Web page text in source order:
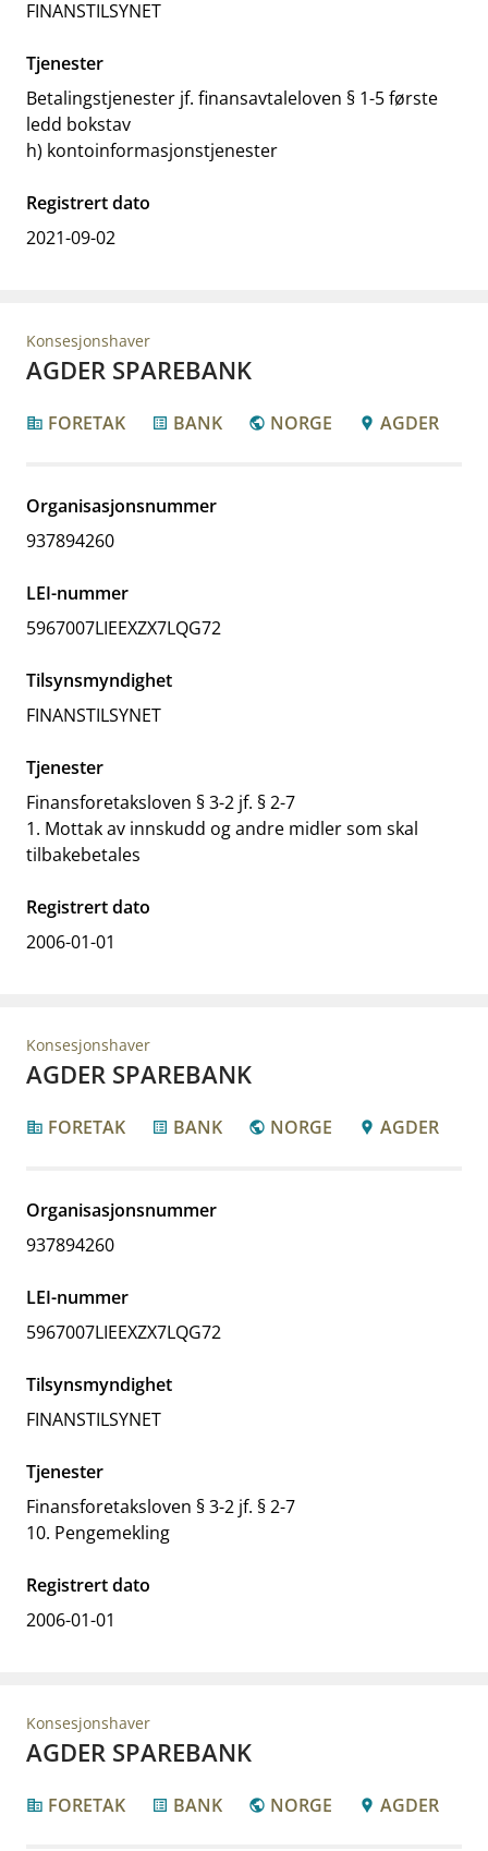
FINANSTILSYNET
Tjenester
Betalingstjenester jf. finansavtaleloven § 1-5 første
ledd bokstav
h) kontoinformasjonstjenester
Registrert dato
2021-09-02
Konsesjonshaver
AGDER SPAREBANK
corporate_fare FORETAK list_alt BANK public NORGE location_pin AGDER
Organisasjonsnummer
937894260
LEI-nummer
5967007LIEEXZX7LQG72
Tilsynsmyndighet
FINANSTILSYNET
Tjenester
Finansforetaksloven § 3-2 jf. § 2-7
1. Mottak av innskudd og andre midler som skal
tilbakebetales
Registrert dato
2006-01-01
Konsesjonshaver
AGDER SPAREBANK
corporate_fare FORETAK list_alt BANK public NORGE location_pin AGDER
Organisasjonsnummer
937894260
LEI-nummer
5967007LIEEXZX7LQG72
Tilsynsmyndighet
FINANSTILSYNET
Tjenester
Finansforetaksloven § 3-2 jf. § 2-7
10. Pengemekling
Registrert dato
2006-01-01
Konsesjonshaver
AGDER SPAREBANK
corporate_fare FORETAK list_alt BANK public NORGE location_pin AGDER